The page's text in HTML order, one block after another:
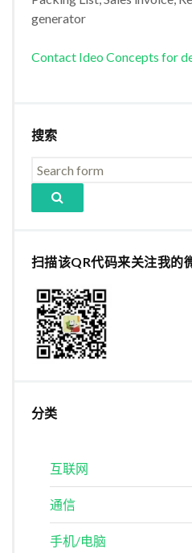
generator
Contact Ideo Concepts for
搜索
扫描该QR代码来关注我的
分类
互联网
通信
手机/电脑